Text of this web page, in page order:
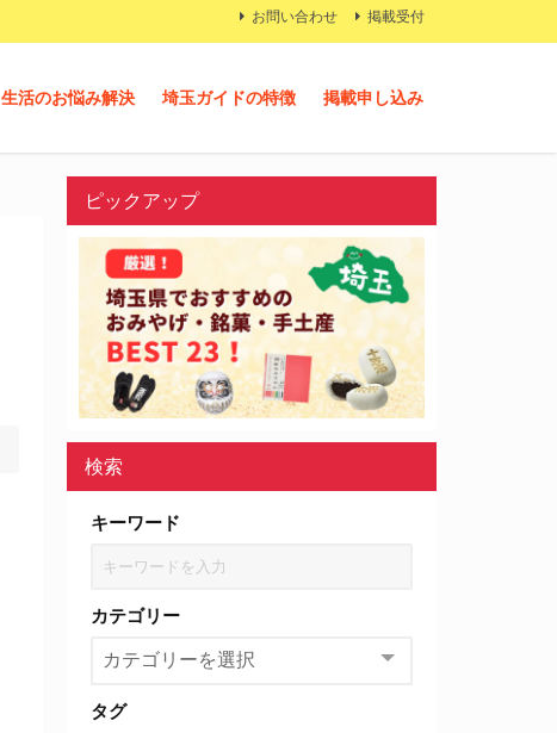
お問い合わせ 掲載受付
生活のお悩み解決 埼玉ガイドの特徴 掲載申し込み
ピックアップ
検索
キーワード
カテゴリー
タグ